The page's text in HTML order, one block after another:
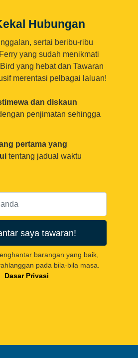
Hubungan
sertai beribu-ribu
yang sudah menikmati
yang hebat dan Tawaran
merentasi pelbagai laluan!
dan diskaun
penjimatan sehingga
pertama yang
tentang jadual waktu
saya tawaran!
barangan yang baik,
pada bila-bila masa.
Dasar Privasi